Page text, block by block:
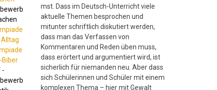
Biber
-
mst. Dass im Deutsch-Unterricht viele
aktuelle Themen besprochen und
mitunter schriftlich diskutiert werden,
dass man das Verfassen von
Kommentaren und Reden üben muss,
dass erörtert und argumentiert wird, ist
sicherlich für niemanden neu. Aber dass
sich Schülerinnen und Schüler mit einem
komplexen Thema – hier mit Gewalt